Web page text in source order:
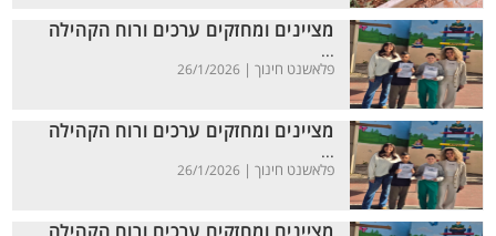
מציינים ומחזקים ערכים ורוח הקהילה
...
פלאשנט חינוך | 26/1/2026
מציינים ומחזקים ערכים ורוח הקהילה
...
פלאשנט חינוך | 26/1/2026